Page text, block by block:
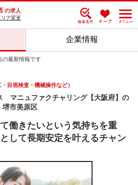
の求人
ア変更
企業情報
の最新情報です
目視検査・機械操作など）
マニュファクチャリング【大阪府】の
堺市美原区
働きたいという気持ちを重
して長期安定を叶えるチャン